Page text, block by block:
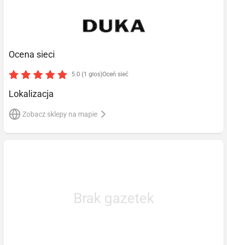
Ocena sieci
5.0 (1 głos)Oceń sieć
Lokalizacja
Zobacz sklepy na mapie
Brak gazetek